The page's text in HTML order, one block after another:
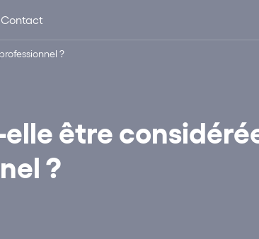
Contact
?
être
?